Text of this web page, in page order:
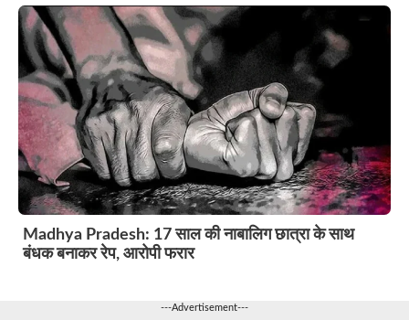
Madhya Pradesh: 17 साल की नाबालिग छात्रा के साथ
बंधक बनाकर रेप, आरोपी फरार
---Advertisement---